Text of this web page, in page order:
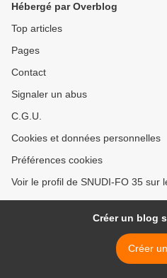
Hébergé par Overblog
Top articles
Pages
Contact
Signaler un abus
C.G.U.
Cookies et données personnelles
Préférences cookies
Voir le profil de SNUDI-FO 35 sur
Créer un blog
Créer